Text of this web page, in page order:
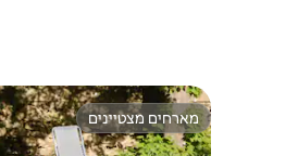
מארחים מצטיינים
מארחים מצטיינים